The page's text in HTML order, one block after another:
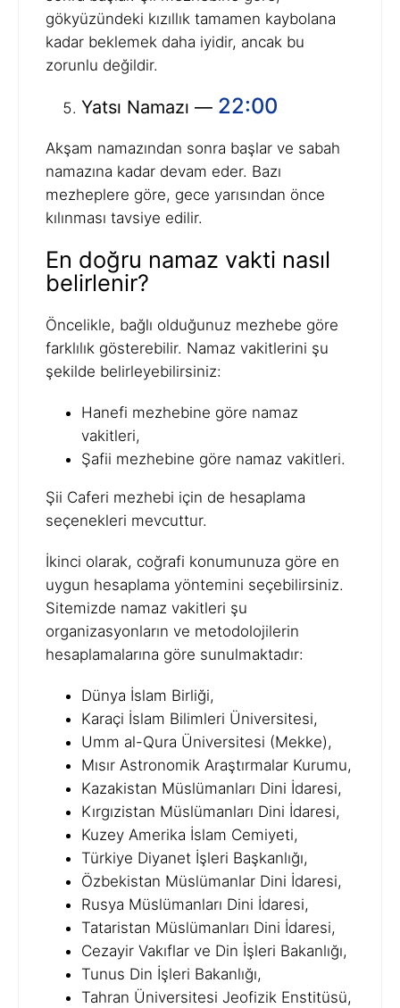
gökyüzündeki kızıllık tamamen kaybolana
kadar beklemek daha iyidir, ancak bu
zorunlu değildir.
Yatsı Namazı — 22:00
Akşam namazından sonra başlar ve sabah
namazına kadar devam eder. Bazı
mezheplere göre, gece yarısından önce
kılınması tavsiye edilir.
En doğru namaz vakti nasıl
belirlenir?
Öncelikle, bağlı olduğunuz mezhebe göre
farklılık gösterebilir. Namaz vakitlerini şu
şekilde belirleyebilirsiniz:
Hanefi mezhebine göre namaz
vakitleri,
Şafii mezhebine göre namaz vakitleri.
Şii Caferi mezhebi için de hesaplama
seçenekleri mevcuttur.
İkinci olarak, coğrafi konumunuza göre en
uygun hesaplama yöntemini seçebilirsiniz.
Sitemizde namaz vakitleri şu
organizasyonların ve metodolojilerin
hesaplamalarına göre sunulmaktadır:
Dünya İslam Birliği,
Karaçi İslam Bilimleri Üniversitesi,
Umm al-Qura Üniversitesi (Mekke),
Mısır Astronomik Araştırmalar Kurumu,
Kazakistan Müslümanları Dini İdaresi,
Kırgızistan Müslümanları Dini İdaresi,
Kuzey Amerika İslam Cemiyeti,
Türkiye Diyanet İşleri Başkanlığı,
Özbekistan Müslümanlar Dini İdaresi,
Rusya Müslümanları Dini İdaresi,
Tataristan Müslümanları Dini İdaresi,
Cezayir Vakıflar ve Din İşleri Bakanlığı,
Tunus Din İşleri Bakanlığı,
Tahran Üniversitesi Jeofizik Enstitüsü,